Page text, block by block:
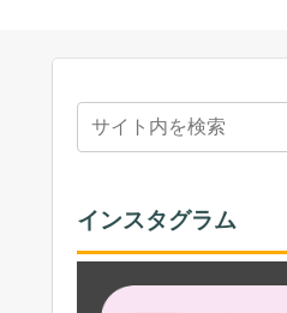
インスタグラム